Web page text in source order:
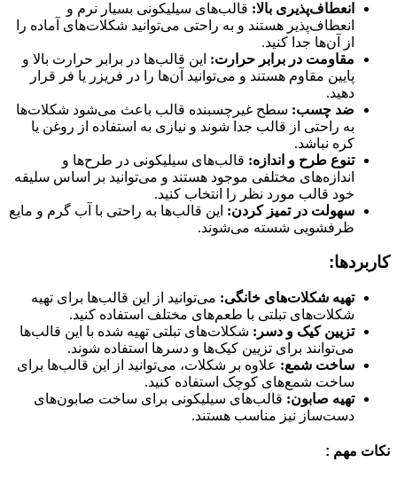
انعطاف‌پذیری بالا: قالب‌های سیلیکونی بسیار نرم و
انعطاف‌پذیر هستند و به راحتی می‌توانید شکلات‌های آماده را
از آن‌ها جدا کنید.
مقاومت در برابر حرارت: این قالب‌ها در برابر حرارت بالا و
پایین مقاوم هستند و می‌توانید آن‌ها را در فریزر یا فر قرار
دهید.
ضد چسب: سطح غیرچسبنده قالب باعث می‌شود شکلات‌ها
به راحتی از قالب جدا شوند و نیازی به استفاده از روغن یا
کره نباشد.
تنوع طرح و اندازه: قالب‌های سیلیکونی در طرح‌ها و
اندازه‌های مختلفی موجود هستند و می‌توانید بر اساس سلیقه
خود قالب مورد نظر را انتخاب کنید.
سهولت در تمیز کردن: این قالب‌ها به راحتی با آب گرم و مایع
ظرفشویی شسته می‌شوند.
کاربردها:
تهیه شکلات‌های خانگی: می‌توانید از این قالب‌ها برای تهیه
شکلات‌های تبلتی با طعم‌های مختلف استفاده کنید.
تزیین کیک و دسر: شکلات‌های تبلتی تهیه شده با این قالب‌ها
می‌توانند برای تزیین کیک‌ها و دسرها استفاده شوند.
ساخت شمع: علاوه بر شکلات، می‌توانید از این قالب‌ها برای
ساخت شمع‌های کوچک استفاده کنید.
تهیه صابون: قالب‌های سیلیکونی برای ساخت صابون‌های
دست‌ساز نیز مناسب هستند.
نکات مهم :